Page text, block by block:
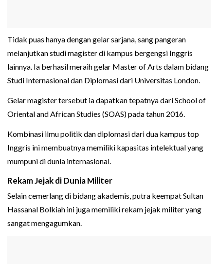
Tidak puas hanya dengan gelar sarjana, sang pangeran
melanjutkan studi magister di kampus bergengsi Inggris
lainnya. Ia berhasil meraih gelar Master of Arts dalam bidang
Studi Internasional dan Diplomasi dari Universitas London.
Gelar magister tersebut ia dapatkan tepatnya dari School of
Oriental and African Studies (SOAS) pada tahun 2016.
Kombinasi ilmu politik dan diplomasi dari dua kampus top
Inggris ini membuatnya memiliki kapasitas intelektual yang
mumpuni di dunia internasional.
Rekam Jejak di Dunia Militer
Selain cemerlang di bidang akademis, putra keempat Sultan
Hassanal Bolkiah ini juga memiliki rekam jejak militer yang
sangat mengagumkan.